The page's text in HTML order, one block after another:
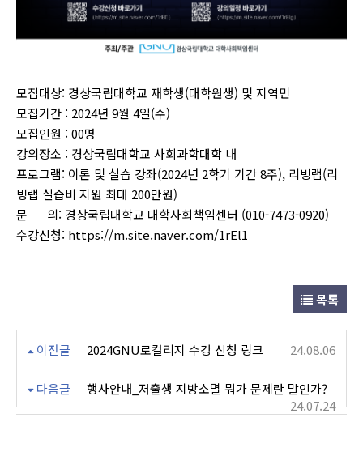
모집대상: 경상국립대학교 재학생(대학원생) 및 지역민
모집기간 : 2024년 9월 4일(수)
모집인원 : 00명
강의장소 : 경상국립대학교 사회과학대학 내
프로그램: 이론 및 실습 강좌(2024년 2학기 기간 8주), 리빙랩(리
빙랩 실습비 지원 최대 200만원)
문 의: 경상국립대학교 대학사회책임센터 (010-7473-0920)
수강신청: https://m.site.naver.com/1rEl1
목록
이전글 2024GNU로컬리지 수강 신청 링크 24.08.06
다음글
행사안내_저출생 지방소멸 뭐가 문제란 말인가?
24.07.24